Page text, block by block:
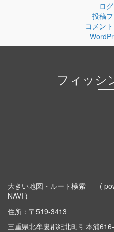
ロ
投稿
コメン
フィッシ
大きい地図・ルート検索
(
NAVI )
住所：〒519-3413
三重県北牟婁郡紀北町引本浦